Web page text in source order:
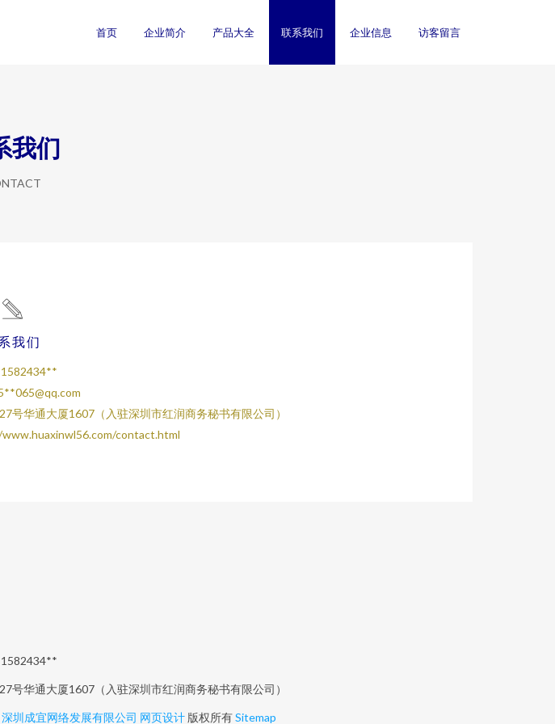
首页 企业简介 产品大全 联系我们 企业信息 访客留言
我们
我们
065@qq.com
华通大厦1607（入驻深圳市红润商务秘书有限公司）
contact.html
华通大厦1607（入驻深圳市红润商务秘书有限公司）
深圳成宜网络发展有限公司 网页设计 版权所有Sitemap